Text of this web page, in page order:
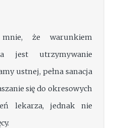
że warunkiem
jest utrzymywanie
ustnej, pełna sanacja
się do okresowych
lekarza, jednak nie